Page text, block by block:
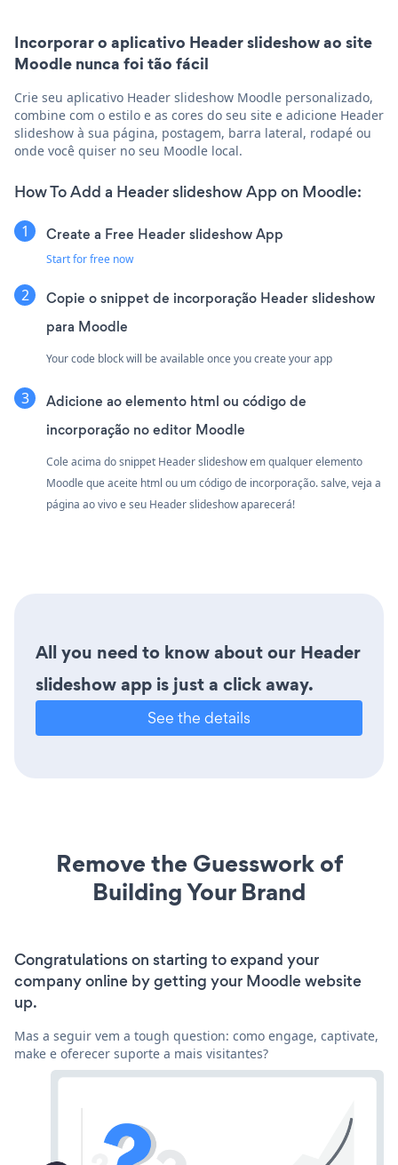
Incorporar o aplicativo Header slideshow ao site
Moodle nunca foi tão fácil
Crie seu aplicativo Header slideshow Moodle personalizado,
combine com o estilo e as cores do seu site e adicione Header
slideshow à sua página, postagem, barra lateral, rodapé ou
onde você quiser no seu Moodle local.
How To Add a Header slideshow App on Moodle:
Create a Free Header slideshow App
Start for free now
Copie o snippet de incorporação Header slideshow
para Moodle
Your code block will be available once you create your app
Adicione ao elemento html ou código de
incorporação no editor Moodle
Cole acima do snippet Header slideshow em qualquer elemento
Moodle que aceite html ou um código de incorporação. salve, veja a
página ao vivo e seu Header slideshow aparecerá!
All you need to know about our Header
slideshow app is just a click away.
See the details
Remove the Guesswork of
Building Your Brand
Congratulations on starting to expand your
company online by getting your Moodle website
up.
Mas a seguir vem a tough question: como engage, captivate,
make e oferecer suporte a mais visitantes?